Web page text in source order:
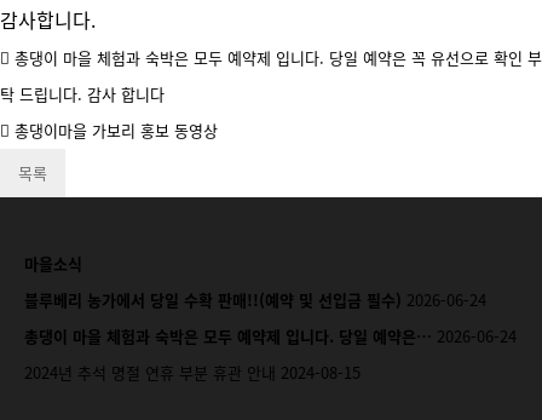
감사합니다.
총댕이 마을 체험과 숙박은 모두 예약제 입니다. 당일 예약은 꼭 유선으로 확인 부
탁 드립니다. 감사 합니다
총댕이마을 가보리 홍보 동영상
목록
마을소식
블루베리 농가에서 당일 수확 판매!!(예약 및 선입금 필수) 2026-06-24
총댕이 마을 체험과 숙박은 모두 예약제 입니다. 당일 예약은… 2026-06-24
2024년 추석 명절 연휴 부분 휴관 안내 2024-08-15